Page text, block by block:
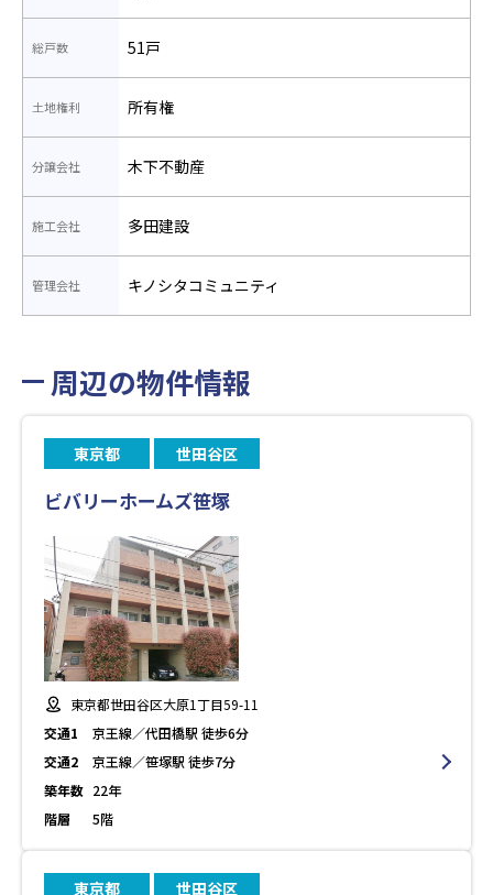
総戸数 51戸
土地権利 所有権
分譲会社 木下不動産
施工会社 多田建設
管理会社 キノシタコミュニティ
周辺の物件情報
東京都 世田谷区
ビバリーホームズ笹塚
東京都世田谷区大原1丁目59-11
交通1
京王線／代田橋駅 徒歩6分
交通2
京王線／笹塚駅 徒歩7分
築年数 22年
階層
5階
東京都 世田谷区